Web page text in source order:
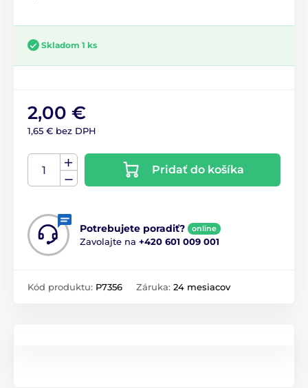
Skladom 1 ks
2,00 €
1,65 € bez DPH
Pridať do košíka
Potrebujete poradiť? online
Zavolajte na +420 601 009 001
Kód produktu: P7356 Záruka: 24 mesiacov